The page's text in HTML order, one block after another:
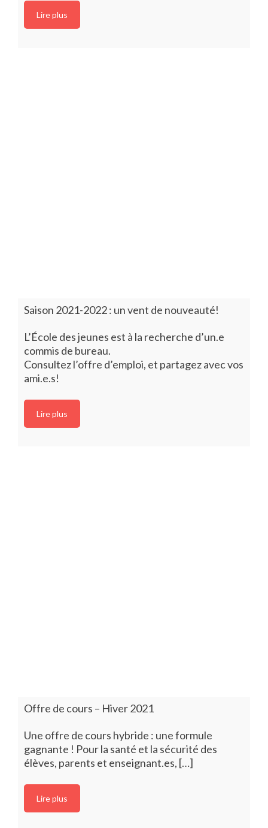
Lire plus
Saison 2021-2022 : un vent de nouveauté!
L’École des jeunes est à la recherche d’un.e
commis de bureau.
Consultez l’offre d’emploi, et partagez avec vos
ami.e.s!
Lire plus
Offre de cours – Hiver 2021
Une offre de cours hybride : une formule
gagnante ! Pour la santé et la sécurité des
élèves, parents et enseignant.es, […]
Lire plus